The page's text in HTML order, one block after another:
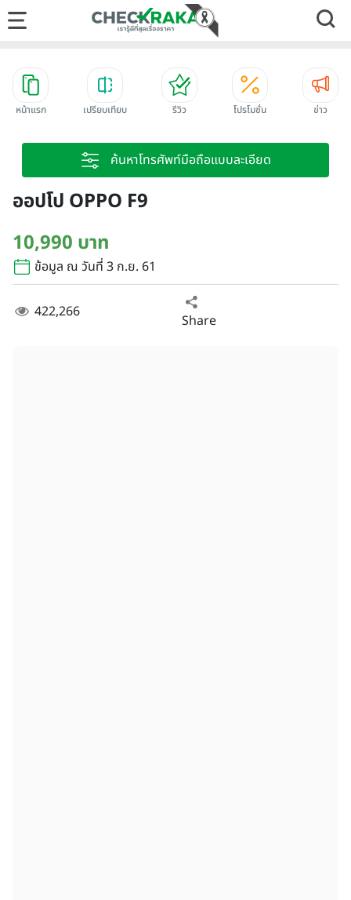
หน้าแรก เปรียบเทียบ รีวิว โปรโมชั่น ข่าว
ค้นหาโทรศัพท์มือถือแบบละเอียด
ออปโป OPPO F9
10,990 บาท
ข้อมูล ณ วันที่ 3 ก.ย. 61
422,266 Share